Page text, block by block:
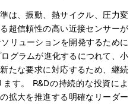
は、振動、熱サイクル、圧力変
超信頼性の高い近接センサーが
リューションを開発するために
グラムが進化するにつれて、小
たな要求に対応するため、継続
す。 R&Dの持続的な投資によ
拡大を推進する明確なリーダー